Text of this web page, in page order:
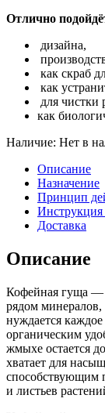
Отлично
дизайна,
как скраб
как
для чистки
как
Наличие: Нет в
Описание
Назначение
Принцип
Доставка
Описание
Кофейная гуща
рядом
нуждается
органическим
жмыхе остается
хватает для
способствующим
и листьев